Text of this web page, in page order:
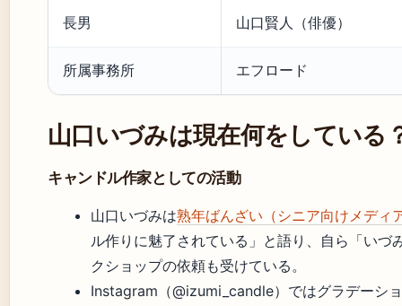
長男 山口賢人（俳優）
所属事務所 エフロード
山口いづみは現在何をしている
キャンドル作家としての活動
山口いづみは熟年ばんざい（シニア向けメディ
ル作りに魅了されている」と語り、自ら「いづ
クショップの依頼も受けている。
Instagram（@izumi_candle）ではグラデーシ